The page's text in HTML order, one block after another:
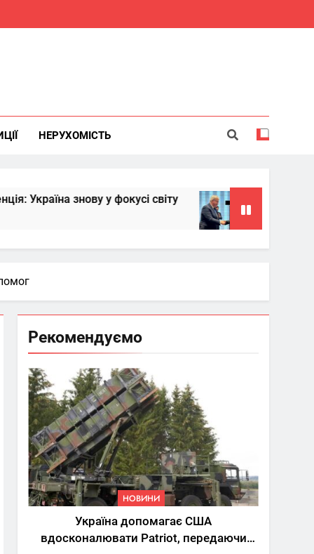
НЕРУХОМІСТЬ
у фокусі світу Китай надасть
6 Місяців Тому
Рекомендуємо
НОВИНИ
Україна допомагає США
вдосконалювати Patriot, передаючи